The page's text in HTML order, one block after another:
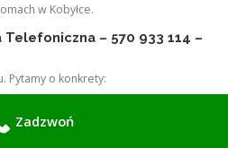
w Kobyłce.
Telefoniczna – 570 933 114 –
Pytamy o konkrety:
Marki, Kobyłka, Ząbki, Wołomin,
gratis.
Zadzwoń